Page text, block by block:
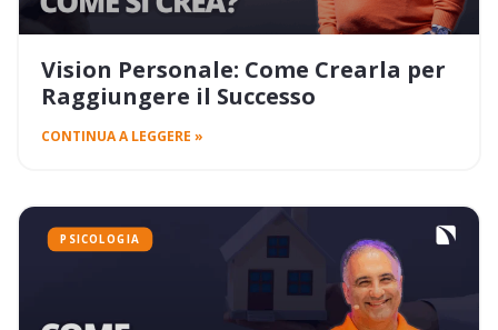
Vision Personale: Come Crearla per
Raggiungere il Successo
CONTINUA A LEGGERE »
PSICOLOGIA